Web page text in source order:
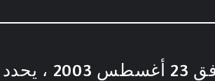
المرسوم التنفيذي رقم 03-279 مؤرخ في 24 جمادى الثانية 1424 الموافق 23 أغسطس 2003 ، يحدد